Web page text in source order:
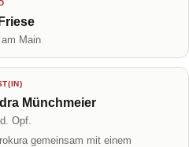
Main
Münchmeier
Opf.
gemeinsam mit einem